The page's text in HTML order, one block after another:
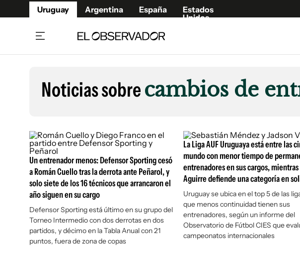
Uruguay Argentina España
Estados
Unidos
Beneficios Member
Café y Negocios
Economía y Empresas
Agro
Brand Studio
Mundo
Cultura y Espectáculos
Fúnebres
Publicaciones
Newsletters
Argentina
España
Estados Unidos
Noticias sobrecambios de
Un entrenador menos: Defensor Sporting cesó
a Román Cuello tras la derrota ante Peñarol, y
solo siete de los 16 técnicos que arrancaron el
año siguen en su cargo
Defensor Sporting está último en su grupo del
Torneo Intermedio con dos derrotas en dos
partidos, y décimo en la Tabla Anual con 21
puntos, fuera de zona de copas
La Liga AUF Uruguaya está entre las
mundo con menor tiempo de
entrenadores en sus cargos,
Aguirre defiende una categoría en
Uruguay se ubica en el top 5 de las
que menos continuidad tienen sus
entrenadores, según un informe del
Observatorio de Fútbol CIES que
campeonatos internacionales